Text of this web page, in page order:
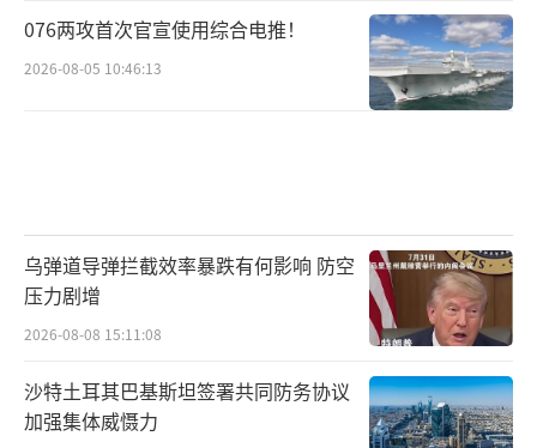
076两攻首次官宣使用综合电推！
2026-08-05 10:46:13
乌弹道导弹拦截效率暴跌有何影响 防空
压力剧增
2026-08-08 15:11:08
沙特土耳其巴基斯坦签署共同防务协议
加强集体威慑力